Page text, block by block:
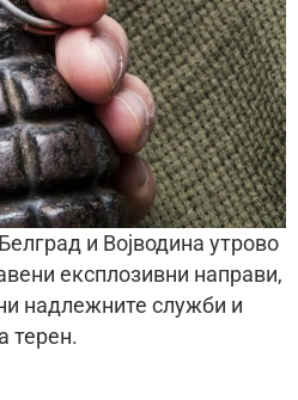
и Војводина утрово
експлозивни направи,
надлежните служби и
терен.